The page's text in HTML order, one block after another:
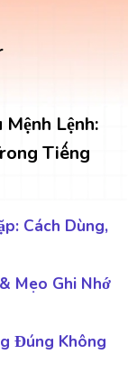
Lệnh:
Tiếng
Cách Dùng,
Mẹo Ghi Nhớ
Đúng Không